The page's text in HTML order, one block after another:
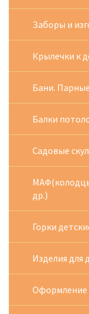
Заборы и
Крылечки к
Бани.
Балки
Садовые
др.)
Горки
Изделия для
Оформление